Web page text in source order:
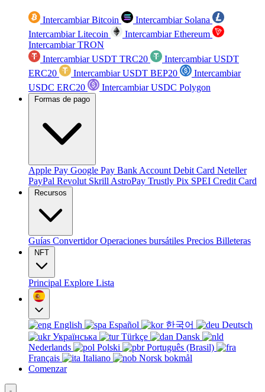
Intercambiar Bitcoin
Intercambiar Solana
Intercambiar Litecoin
Intercambiar Ethereum
Intercambiar TRON
Intercambiar USDT TRC20
Intercambiar USDT
ERC20
Intercambiar USDT BEP20
Intercambiar
USDC ERC20
Intercambiar USDC Polygon
Formas de pago
Apple Pay Google Pay Bank Account Debit Card Neteller
PayPal Revolut Skrill AstroPay Trustly Pix SPEI Credit Card
Recursos
Guías ConvertidorOperaciones bursátiles Precios Billeteras
NFT
Principal Explore Lista
English Español 한국어
Deutsch
Українська
Türkçe
Dansk
Nederlands
Polski
Português (Brasil)
Français
Italiano
Norsk bokmål
Comenzar